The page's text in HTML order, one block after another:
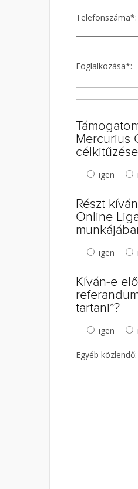
Telefonszáma*:
Foglalkozása*:
Mercurius
igen
Részt
Online
igen
Kíván-e
tartani*?
igen
Egyéb közlendő: